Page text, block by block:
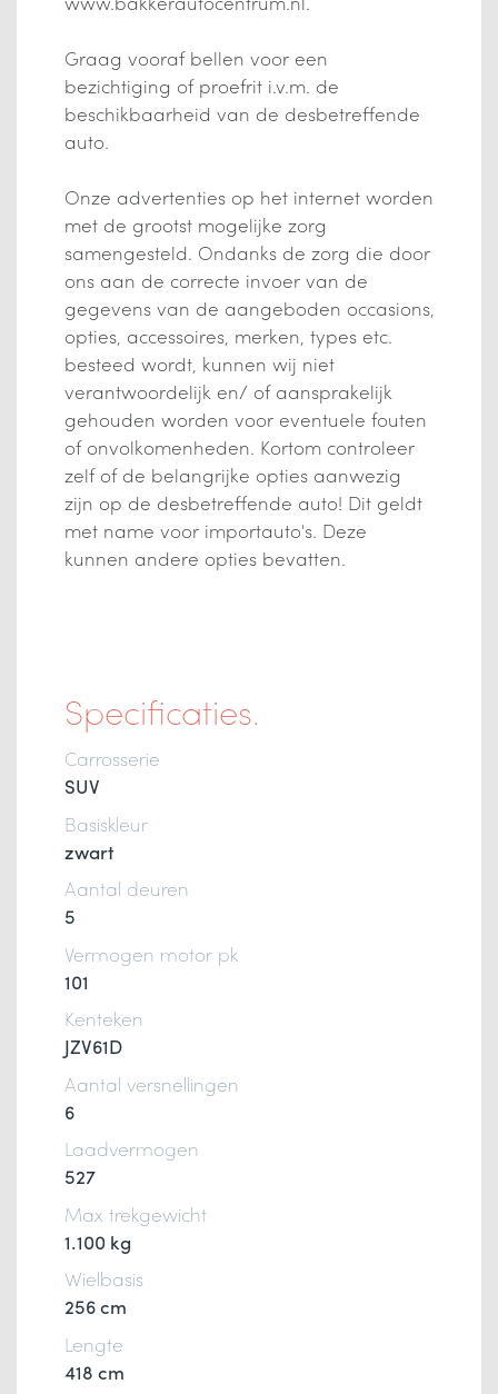
Graag vooraf bellen voor een
bezichtiging of proefrit i.v.m. de
beschikbaarheid van de desbetreffende
auto.
Onze advertenties op het internet worden
met de grootst mogelijke zorg
samengesteld. Ondanks de zorg die door
ons aan de correcte invoer van de
gegevens van de aangeboden occasions,
opties, accessoires, merken, types etc.
besteed wordt, kunnen wij niet
verantwoordelijk en/ of aansprakelijk
gehouden worden voor eventuele fouten
of onvolkomenheden. Kortom controleer
zelf of de belangrijke opties aanwezig
zijn op de desbetreffende auto! Dit geldt
met name voor importauto's. Deze
kunnen andere opties bevatten.
Specificaties.
Carrosserie
SUV
Basiskleur
zwart
Aantal deuren
5
Vermogen motor pk
101
Kenteken
JZV61D
Aantal versnellingen
6
Laadvermogen
527
Max trekgewicht
1.100 kg
Wielbasis
256 cm
Lengte
418 cm